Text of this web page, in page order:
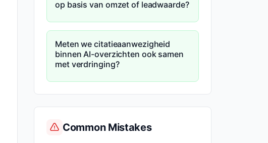
op basis van omzet of leadwaarde?
Meten we citatieaanwezigheid
binnen AI-overzichten ook samen
met verdringing?
Common Mistakes